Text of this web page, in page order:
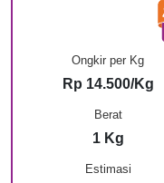
Ongkir per Kg
Rp 14.500/Kg
Berat
1 Kg
Estimasi